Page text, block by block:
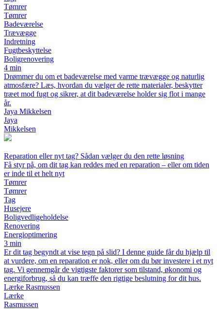
Tømrer
Tømrer
Badeværelse
Trævægge
Indretning
Fugtbeskyttelse
Boligrenovering
4 min
Drømmer du om et badeværelse med varme trævægge og naturlig
atmosfære? Læs, hvordan du vælger de rette materialer, beskytter
træet mod fugt og sikrer, at dit badeværelse holder sig flot i mange
år.
Jaya Mikkelsen
Jaya
Mikkelsen
Reparation eller nyt tag? Sådan vælger du den rette løsning
Få styr på, om dit tag kan reddes med en reparation – eller om tiden
er inde til et helt nyt
Tømrer
Tømrer
Tag
Husejere
Boligvedligeholdelse
Renovering
Energioptimering
3 min
Er dit tag begyndt at vise tegn på slid? I denne guide får du hjælp til
at vurdere, om en reparation er nok, eller om du bør investere i et nyt
tag. Vi gennemgår de vigtigste faktorer som tilstand, økonomi og
energiforbrug, så du kan træffe den rigtige beslutning for dit hus.
Lærke Rasmussen
Lærke
Rasmussen